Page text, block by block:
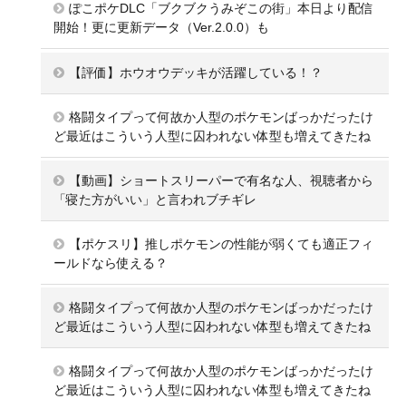
ぽこポケDLC「ブクブクうみぞこの街」本日より配信
開始！更に更新データ（Ver.2.0.0）も
【評価】ホウオウデッキが活躍している！？
格闘タイプって何故か人型のポケモンばっかだったけ
ど最近はこういう人型に囚われない体型も増えてきたね
【動画】ショートスリーパーで有名な人、視聴者から
「寝た方がいい」と言われブチギレ
【ポケスリ】推しポケモンの性能が弱くても適正フィ
ールドなら使える？
格闘タイプって何故か人型のポケモンばっかだったけ
ど最近はこういう人型に囚われない体型も増えてきたね
格闘タイプって何故か人型のポケモンばっかだったけ
ど最近はこういう人型に囚われない体型も増えてきたね